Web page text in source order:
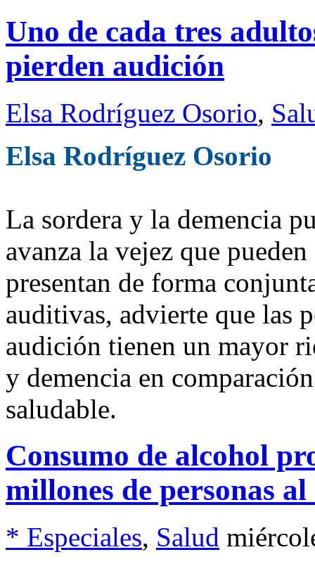
Uno de cada tres
pierden audición
Elsa Rodríguez Osorio,
Elsa Rodríguez Osorio
La sordera y la demencia
avanza la vejez que
presentan de forma
auditivas, advierte que las
audición tienen un mayor
y demencia en
saludable.
Consumo de alcohol
millones de personas
* Especiales, Salud